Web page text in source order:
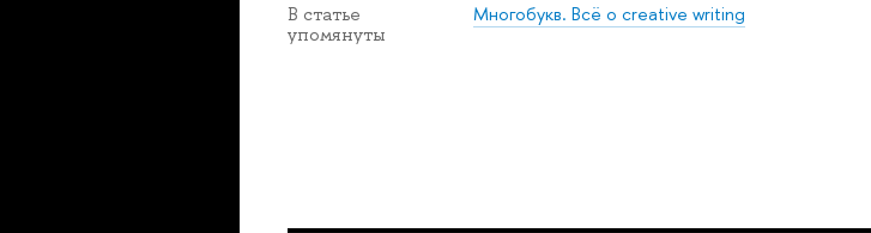
В статье
упомянуты
Многобукв. Всё о creative writing